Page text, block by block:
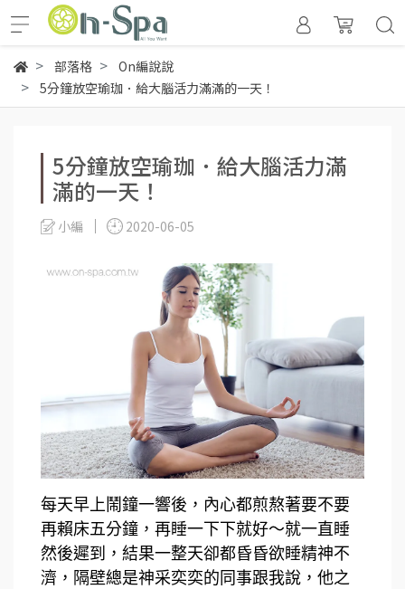
部落格
On編說說
5分鐘放空瑜珈．給大腦活力滿滿的一天！
5分鐘放空瑜珈．給大腦活力滿
滿的一天！
小編 2020-06-05
每天早上鬧鐘一響後，內心都煎熬著要不要
再賴床五分鐘，再睡一下下就好～就一直睡
然後遲到，結果一整天卻都昏昏欲睡精神不
濟，隔壁總是神采奕奕的同事跟我說，他之